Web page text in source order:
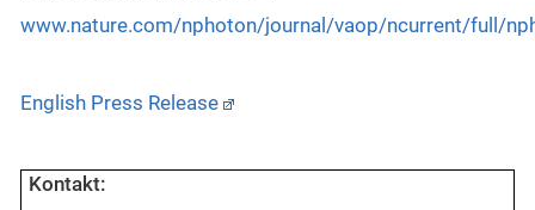
www.nature.com/nphoton/journal/vaop/ncurrent/full/
English Press Release
Kontakt: